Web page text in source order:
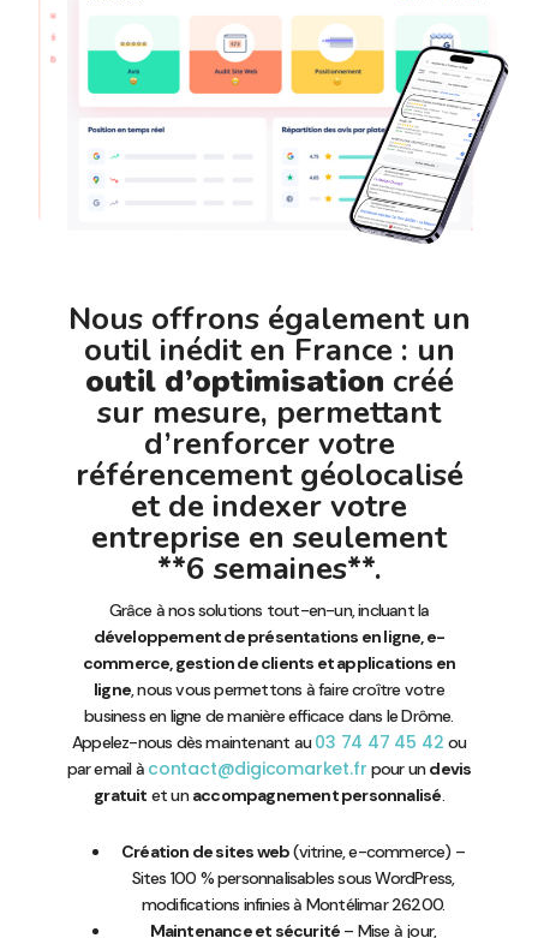
Nous offrons également un
outil inédit en France : un
outil d’optimisation créé
sur mesure, permettant
d’renforcer votre
référencement géolocalisé
et de indexer votre
entreprise en seulement
**6 semaines**.
Grâce à nos solutions tout-en-un, incluant la
développement de présentations en ligne, e-
commerce, gestion de clients et applications en
ligne, nous vous permettons à faire croître votre
business en ligne de manière efficace dans le Drôme.
Appelez-nous dès maintenant au03 74 47 45 42 ou
par email à contact@digicomarket.fr pour undevis
gratuit et unaccompagnement personnalisé.
Création de sites web(vitrine, e-commerce) –
Sites 100 % personnalisables sous WordPress,
modifications infinies à Montélimar 26200.
Maintenance et sécurité – Mise à jour,